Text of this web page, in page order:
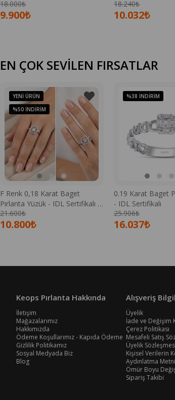
9.900₺
18.000₺
10.032₺
18.240₺
EN ÇOK SEVİLEN FIRSATLAR
F Renk 0,18 Karat Baget
Pırlanta Yüzük - IDL Sertifikalı -
1100670
10.800₺
21.600₺
YENI ÜRÜN
%50 İNDIRIM
0.19 Karat Baget
- IDL Sertifikalı
16.037₺
25.906₺
%38 İNDIRIM
Keops Pırlanta Hakkında
İletişim
Mağazalarımız
Hakkımızda
Ödeme Koşullarımız - Kapıda Ödeme
Gizlilik Politikamız
Sosyal Medyada Biz
Blog
Alışveriş
Üyelik
İade ve Değişim
Çerez Politikası
Mesafeli Satış
Üyelik
Kişisel Verilerin
Aydınlatma Metni
Ömür Boyu
Sipariş Takibi